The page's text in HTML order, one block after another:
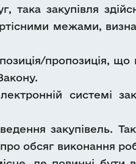
така закупівля
межами,
пропозиція, що
системі
закупівель.
обсяг виконання